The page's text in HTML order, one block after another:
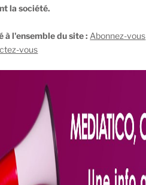
la société.
à l'ensemble du site : Abonnez-vous
vous